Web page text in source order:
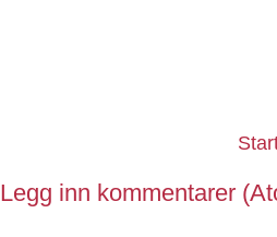
Legg inn kommentarer